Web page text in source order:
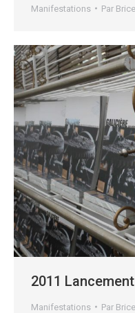
Manifestations Par Brice
2011
Manifestations Par Brice